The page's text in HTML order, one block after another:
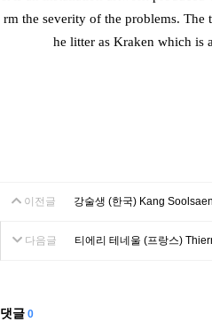
rm the severity of the problems. The
he litter as Kraken which is
이전글 강술생 (한국) Kang
다음글 티에리 테네울 (프랑스)
댓글 0